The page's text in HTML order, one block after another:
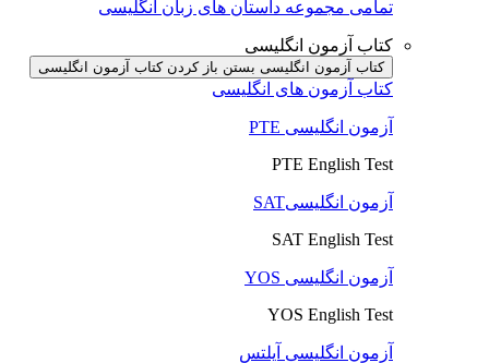
تمامی مجموعه داستان های زبان انگلیسی
کتاب آزمون انگلیسی
کتاب آزمون انگلیسی بستن باز کردن کتاب آزمون انگلیسی
کتاب آزمون های انگلیسی
آزمون انگلیسی PTE
PTE English Test
آزمون انگلیسیSAT
SAT English Test
آزمون انگلیسی YOS
YOS English Test
آزمون انگلیسی آیلتس